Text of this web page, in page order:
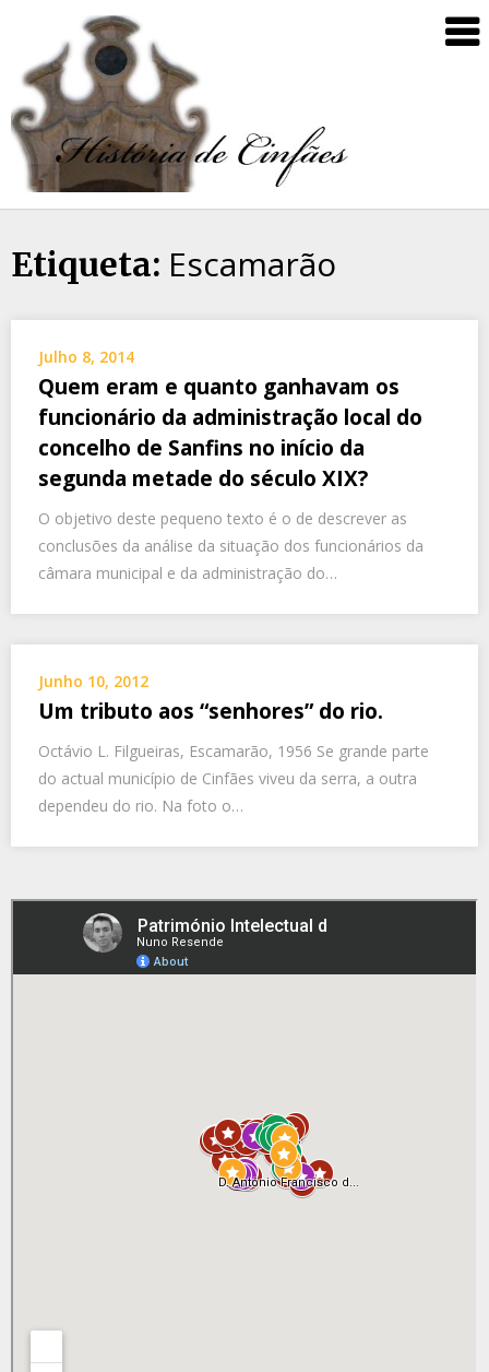
Etiqueta: Escamarão
Julho 8, 2014
Quem eram e quanto ganhavam os
funcionário da administração local do
concelho de Sanfins no início da
segunda metade do século XIX?
O objetivo deste pequeno texto é o de descrever as
conclusões da análise da situação dos funcionários da
câmara municipal e da administração do…
Junho 10, 2012
Um tributo aos “senhores” do rio.
Octávio L. Filgueiras, Escamarão, 1956 Se grande parte
do actual município de Cinfães viveu da serra, a outra
dependeu do rio. Na foto o…